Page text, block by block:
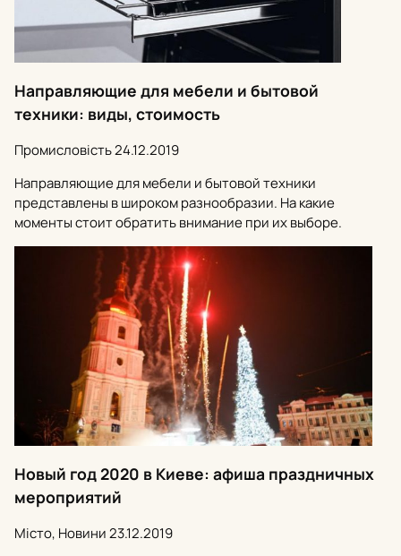
Направляющие для мебели и бытовой
техники: виды, стоимость
Промисловість24.12.2019
Направляющие для мебели и бытовой техники
представлены в широком разнообразии. На какие
моменты стоит обратить внимание при их выборе.
Новый год 2020 в Киеве: афиша праздничных
мероприятий
Місто, Новини23.12.2019